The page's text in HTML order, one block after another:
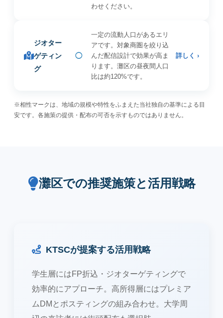
わせください。
ジオター
ゲティン
グ
◯
一定の流動人口があるエリ
アです。対象商圏を絞り込
んだ配信設計で効果が高ま
ります。灘区の昼夜間人口
比は約120%です。
詳しく ›
※相性マークは、地域の規模や特性をふまえた当社独自の基準による目
安です。各施策の提供・配布の可否を示すものではありません。
灘区での推奨施策と活用戦略
KTSCが提案する活用戦略
学生層にはFP折込・ジオターゲティングで
効率的にアプローチ。高所得層にはプレミア
ムDMとポスティングの組み合わせ。大学周